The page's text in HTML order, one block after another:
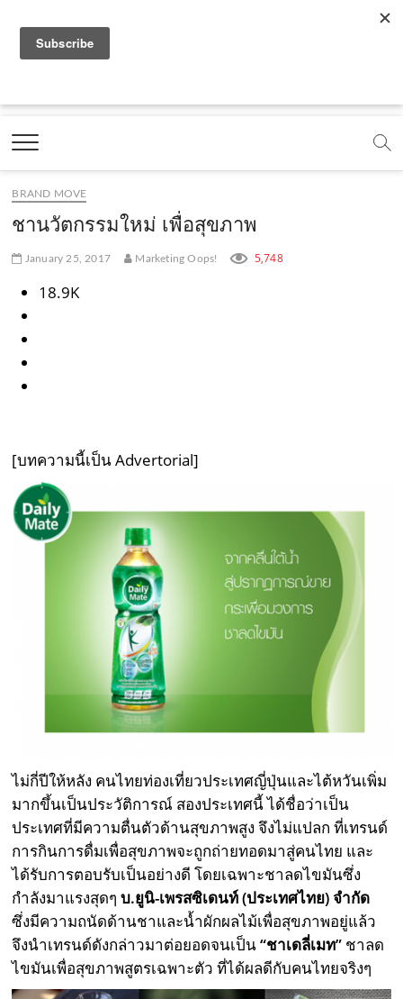
a
e
b
o
o
k
o
t
b
e
.
o
.
o
e
m
t
g
a
t
k
c
Marketing Oops!
DIGITAL | CREATIVE | ADVERTISING | CAMPAIGN |
BRAND MOVE
ชานวัตกรรมใหม่ เพื่อสุขภาพ
January 25, 2017 Marketing Oops! 5,748
18.9K
[บทความนี้เป็น Advertorial]
ไม่กี่ปีให้หลัง คนไทยท่องเที่ยวประเทศญี่ปุ่นและไต้หวันเพิ่ม
มากขึ้นเป็นประวัติการณ์ สองประเทศนี้ ได้ชื่อว่าเป็น
ประเทศที่มีความตื่นตัวด้านสุขภาพสูง จึงไม่แปลก ที่เทรนด์
การกินการดื่มเพื่อสุขภาพจะถูกถ่ายทอดมาสู่คนไทย และ
ได้รับการตอบรับเป็นอย่างดี โดยเฉพาะชาลดไขมันซึ่ง
กำลังมาแรงสุดๆบ.ยูนิ-เพรสซิเดนท์ (ประเทศไทย) จำกัด
ซึ่งมีความถนัดด้านชาและน้ำผักผลไม้เพื่อสุขภาพอยู่แล้ว
จึงนำเทรนด์ดังกล่าวมาต่อยอดจนเป็น“ชาเดลี่เมท” ชาลด
ไขมันเพื่อสุขภาพสูตรเฉพาะตัว ที่ได้ผลดีกับคนไทยจริงๆ